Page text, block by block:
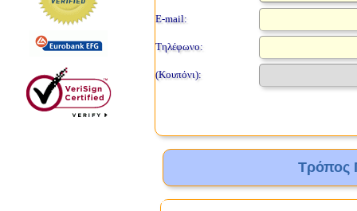
E-mail:
Τηλέφωνο:
(Κουπόνι):
Τρόπος